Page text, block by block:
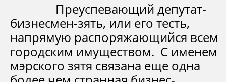
Преуспевающий депутат-
бизнесмен-зять, или его тесть,
напрямую распоряжающийся всем
городским имуществом. С именем
мэрского зятя связана еще одна